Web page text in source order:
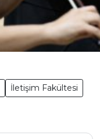
İletişim Fakültesi